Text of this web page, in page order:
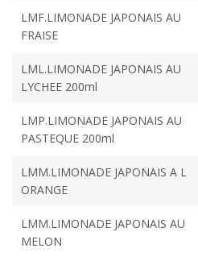
LMF.LIMONADE JAPONAIS AU
FRAISE
LML.LIMONADE JAPONAIS AU
LYCHEE 200ml
LMP.LIMONADE JAPONAIS AU
PASTEQUE 200ml
LMM.LIMONADE JAPONAIS A L
ORANGE
LMM.LIMONADE JAPONAIS AU
MELON